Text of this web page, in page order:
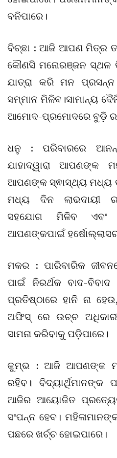
ବନିପାରେ।
ବିଚ୍ଛା : ଆଜି ଆପଣ ମିତ୍ର
କୌଣସି ମନୋରଞ୍ଜନ ସ୍ଥଳ
ଯାତ୍ରା କରି ମନ ପ୍ରସନ୍ନ
ସମ୍ମାନ ମିଳିବ।ସାମାନ୍ୟ
ଆମୋଦ-ପ୍ରମୋଦରେ ବୁଡ଼ି
ଧନୁ : ପରିବାରରେ
ଯାହାଦ୍ୱାରା
ଆପଣଙ୍କ ସ୍ଵାସ୍ଥ୍ୟ ମଧ୍ୟ
ମଧ୍ୟ ଦିନ ଲାଭଦାୟୀ
ସହଯୋଗ ମିଳିବ ଏବଂ
ଆପଣଙ୍କପାଇଁ
ମକର : ପାରିବାରିକ
ପାଇଁ ନିରର୍ଥକ ବାଦ-
ପ୍ରତିଷ୍ଠାରେ ହାନି ନା
ଅଫିସ୍ ରେ ଉଚ୍ଚ
ସାମନା କରିବାକୁ ପଡ଼ିପାରେ।
କୁମ୍ଭ : ଆଜି ଆପଣଙ୍କ
ରହିବ।
ଆଜିର ଆୟୋଜିତ
ସଂପନ୍ନ ହେବ।
ପଛରେ ଖର୍ଚ୍ଚ ହୋଇପାରେ।